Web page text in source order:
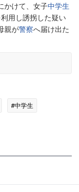
かけて、女子中学生
利用し誘拐した疑い
親が警察へ届け出た
#中学生